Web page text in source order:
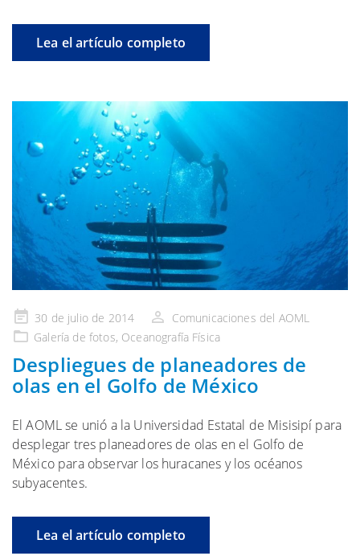
Lea el artículo completo
Publicado
en
30 de julio de 2014
Comunicaciones del AOML
Galería de fotos, Oceanografía Física
Despliegues de planeadores de
olas en el Golfo de México
El AOML se unió a la Universidad Estatal de Misisipí para
desplegar tres planeadores de olas en el Golfo de
México para observar los huracanes y los océanos
subyacentes.
Lea el artículo completo